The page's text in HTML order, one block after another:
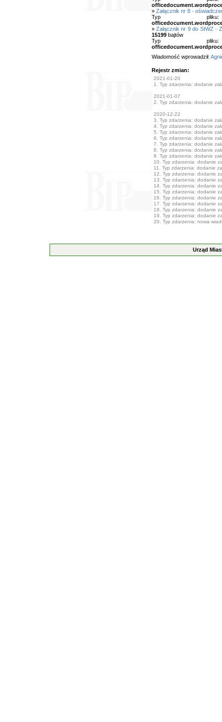
» Załącznik nr 8 -
Typ
» Załącznik nr 9 do SIWZ -
15199bajtów
Typ
Wiadomość wprowadził:
Rejestr zmian:
2021-01-20
1. Typ zdarzenia: dodanie
2021-01-07
2. Typ zdarzenia: dodanie
2020-12-22
3. Typ zdarzenia: dodanie
4. Typ zdarzenia: dodanie
5. Typ zdarzenia: dodanie
6. Typ zdarzenia: dodanie
7. Typ zdarzenia: dodanie
8. Typ zdarzenia: dodanie
9. Typ zdarzenia: dodanie
10. Typ zdarzenia: dodanie
11. Typ zdarzenia: dodanie
12. Typ zdarzenia: dodanie
13. Typ zdarzenia: dodanie
14. Typ zdarzenia: dodanie
15. Typ zdarzenia: dodanie
16. Typ zdarzenia: dodanie
17. Typ zdarzenia: dodanie
18. Typ zdarzenia: dodanie
19. Typ zdarzenia: dodanie
20. Typ zdarzenia: nowa
Urząd